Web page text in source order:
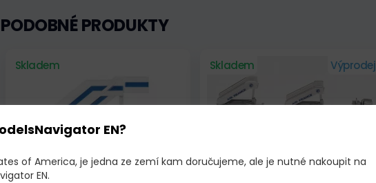
PODOBNÉ PRODUKTY
Skladem Skladem Výprodej
EN?
of America, je jedna ze zemí kam doručujeme, ale je nutné nakoupit na
EN.